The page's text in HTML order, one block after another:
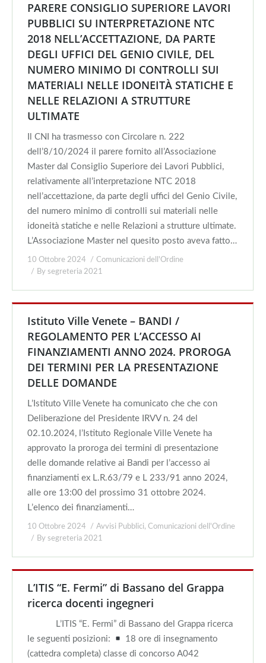
PARERE CONSIGLIO SUPERIORE LAVORI
PUBBLICI SU INTERPRETAZIONE NTC
2018 NELL’ACCETTAZIONE, DA PARTE
DEGLI UFFICI DEL GENIO CIVILE, DEL
NUMERO MINIMO DI CONTROLLI SUI
MATERIALI NELLE IDONEITÀ STATICHE E
NELLE RELAZIONI A STRUTTURE
ULTIMATE
Il CNI ha trasmesso con Circolare n. 222
dell’8/10/2024 il parere fornito all’Associazione
Master dal Consiglio Superiore dei Lavori Pubblici,
relativamente all’interpretazione NTC 2018
nell’accettazione, da parte degli uffici del Genio Civile,
del numero minimo di controlli sui materiali nelle
idoneità statiche e nelle Relazioni a strutture ultimate.
L’Associazione Master nel quesito posto aveva fatto…
10 Ottobre 2024
Comunicazioni dell'Ordine
By segreteria 2021
Istituto Ville Venete – BANDI /
REGOLAMENTO PER L’ACCESSO AI
FINANZIAMENTI ANNO 2024. PROROGA
DEI TERMINI PER LA PRESENTAZIONE
DELLE DOMANDE
L’Istituto Ville Venete ha comunicato che che con
Deliberazione del Presidente IRVV n. 24 del
02.10.2024, l’Istituto Regionale Ville Venete ha
approvato la proroga dei termini di presentazione
delle domande relative ai Bandi per l’accesso ai
finanziamenti ex L.R.63/79 e L 233/91 anno 2024,
alle ore 13:00 del prossimo 31 ottobre 2024.
L’elenco dei finanziamenti…
10 Ottobre 2024 Avvisi Pubblici, Comunicazioni dell'Ordine
By segreteria 2021
L’ITIS “E. Fermi” di Bassano del Grappa
ricerca docenti ingegneri
L’ITIS “E. Fermi” di Bassano del Grappa ricerca
le seguenti posizioni:
18 ore di insegnamento
(cattedra completa) classe di concorso A042